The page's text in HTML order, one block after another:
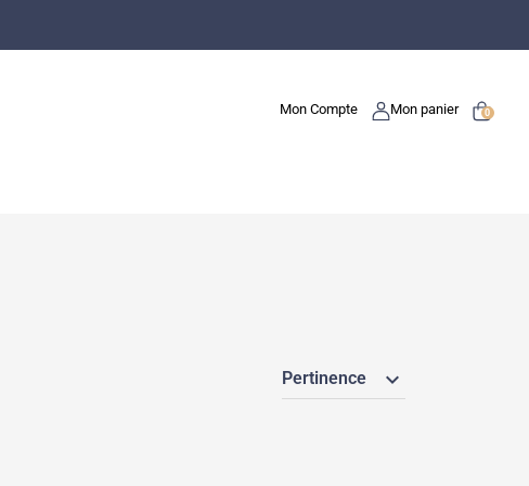
Mon Compte Mon panier 0
Pertinence expand_more